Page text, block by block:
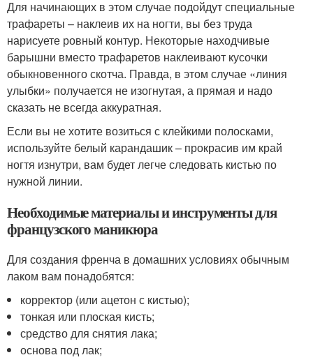
Для начинающих в этом случае подойдут специальные
трафареты – наклеив их на ногти, вы без труда
нарисуете ровный контур. Некоторые находчивые
барышни вместо трафаретов наклеивают кусочки
обыкновенного скотча. Правда, в этом случае «линия
улыбки» получается не изогнутая, а прямая и надо
сказать не всегда аккуратная.
Если вы не хотите возиться с клейкими полосками,
используйте белый карандашик – прокрасив им край
ногтя изнутри, вам будет легче следовать кистью по
нужной линии.
Необходимые материалы и инструменты для
французского маникюра
Для создания френча в домашних условиях обычным
лаком вам понадобятся:
корректор (или ацетон с кистью);
тонкая или плоская кисть;
средство для снятия лака;
основа под лак;